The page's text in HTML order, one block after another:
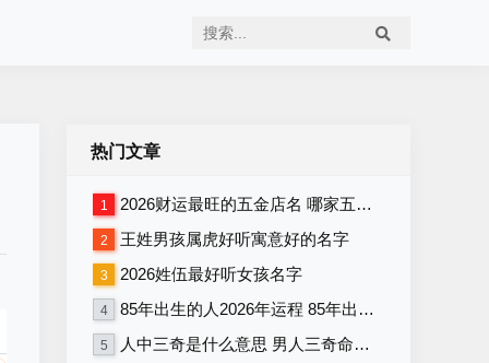
热门文章
1 2026财运最旺的五金店名 哪家五金店将在2026年财运最旺
2 王姓男孩属虎好听寓意好的名字
3 2026姓伍最好听女孩名字
4 85年出生的人2026年运程 85年出生者2026年运势如何
5 人中三奇是什么意思 男人三奇命好不好